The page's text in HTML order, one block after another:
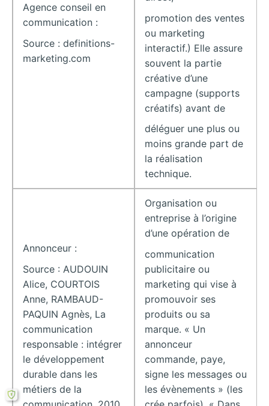
Agence conseil en
communication :
Source : definitions-
marketing.com
promotion des ventes
ou marketing
interactif.) Elle assure
souvent la partie
créative d’une
campagne (supports
créatifs) avant de
déléguer une plus ou
moins grande part de
la réalisation
technique.
Annonceur :
Source : AUDOUIN
Alice, COURTOIS
Anne, RAMBAUD-
PAQUIN Agnès, La
communication
responsable : intégrer
le développement
durable dans les
métiers de la
Organisation ou
entreprise à l’origine
d’une opération de
communication
publicitaire ou
marketing qui vise à
promouvoir ses
produits ou sa
marque. « Un
annonceur
commande, paye,
signe les messages ou
les évènements » (les